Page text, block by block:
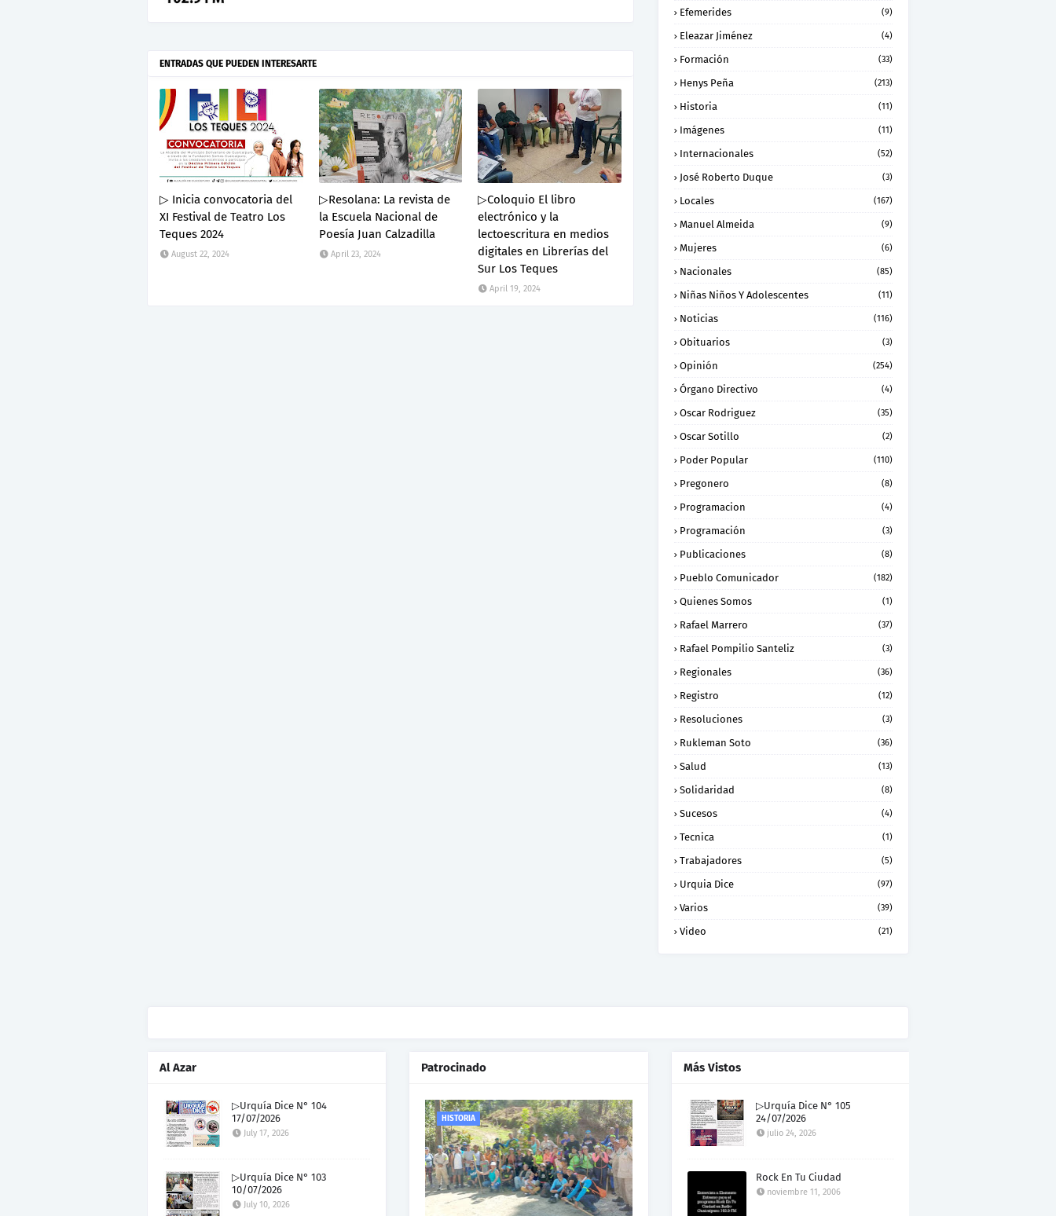
ENTRADAS QUE PUEDEN INTERESARTE
▷ Inicia convocatoria del
XI Festival de Teatro Los
Teques 2024
August 22, 2024
▷Resolana: La revista de
la Escuela Nacional de
Poesía Juan Calzadilla
April 23, 2024
▷Coloquio El libro
electrónico y la
lectoescritura en medios
digitales en Librerías del
Sur Los Teques
April 19, 2024
Efemerides (9)
Eleazar Jiménez (4)
Formación (33)
Henys Peña (213)
Historia (11)
Imágenes (11)
Internacionales (52)
José Roberto Duque (3)
Locales (167)
Manuel Almeida (9)
Mujeres (6)
Nacionales (85)
Niñas Niños Y Adolescentes (11)
Noticias (116)
Obituarios (3)
Opinión (254)
Órgano Directivo (4)
Oscar Rodriguez (35)
Oscar Sotillo (2)
Poder Popular (110)
Pregonero (8)
Programacion (4)
Programación (3)
Publicaciones (8)
Pueblo Comunicador (182)
Quienes Somos (1)
Rafael Marrero (37)
Rafael Pompilio Santeliz (3)
Regionales (36)
Registro (12)
Resoluciones (3)
Rukleman Soto (36)
Salud (13)
Solidaridad (8)
Sucesos (4)
Tecnica (1)
Trabajadores (5)
Urquia Dice (97)
Varios (39)
Video (21)
Al Azar
▷Urquía Dice N° 104
17/07/2026
July 17, 2026
▷Urquía Dice N° 103
10/07/2026
July 10, 2026
Patrocinado
HISTORIA
Más Vistos
▷Urquía Dice N° 105
24/07/2026
julio 24, 2026
Rock En Tu Ciudad
noviembre 11, 2006